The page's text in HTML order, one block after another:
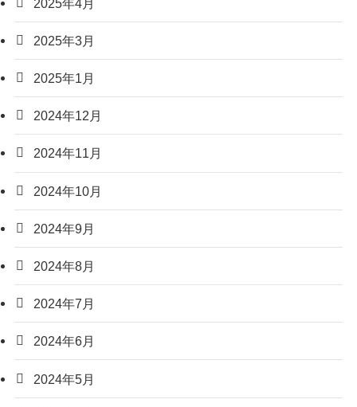
2025年4月
2025年3月
2025年1月
2024年12月
2024年11月
2024年10月
2024年9月
2024年8月
2024年7月
2024年6月
2024年5月